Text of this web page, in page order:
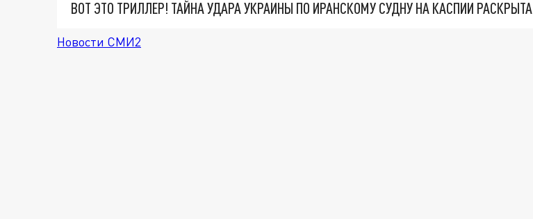
ВОТ ЭТО ТРИЛЛЕР! ТАЙНА УДАРА УКРАИНЫ ПО ИРАНСКОМУ СУДНУ НА КАСПИИ РАСКРЫТА
Новости СМИ2